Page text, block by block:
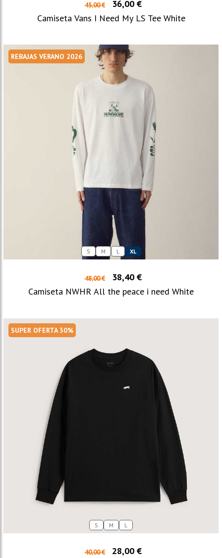
45,00 €
36,00 €
Camiseta Vans I Need My LS Tee White
REBAJAS VERANO 2026
S M L XL
48,00 €
38,40 €
Camiseta NWHR All the peace i need White
SUPER OFERTA 30%
S M L
40,00 €
28,00 €